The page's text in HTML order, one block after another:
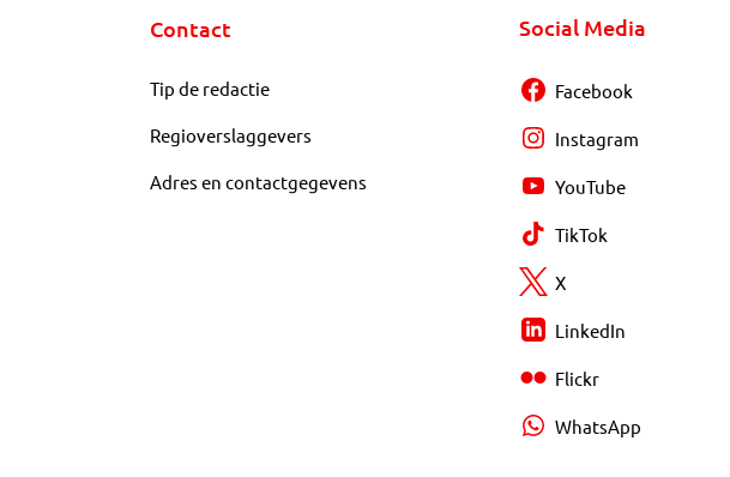
Contact
Tip de redactie
Regioverslaggevers
Adres en contactgegevens
Social Media
Facebook
Instagram
YouTube
TikTok
X
LinkedIn
Flickr
WhatsApp